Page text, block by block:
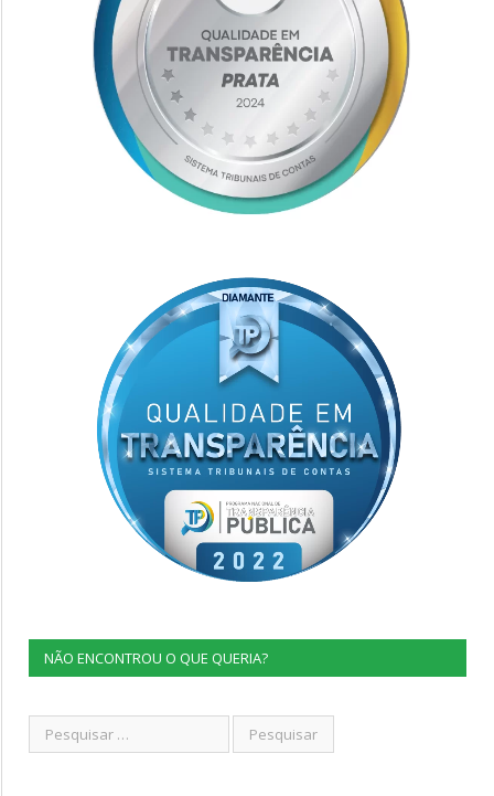
NÃO ENCONTROU O QUE QUERIA?